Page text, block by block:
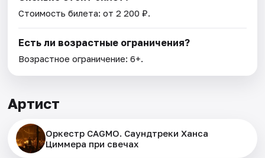
Стоимость билета: от 2 200 ₽.
Есть ли возрастные ограничения?
Возрастное ограничение: 6+.
Артист
Оркестр CAGMO. Саундтреки Ханса
Циммера при свечах